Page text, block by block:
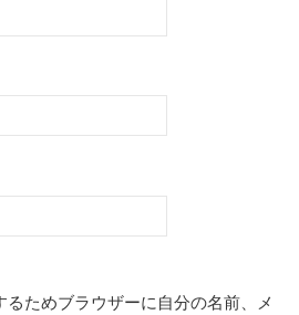
ためブラウザーに自分の名前、メ